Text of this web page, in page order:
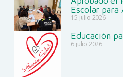
Escolar para
15 julio 2026
Educación
6 julio 2026